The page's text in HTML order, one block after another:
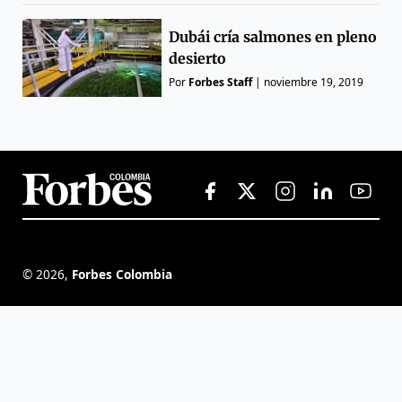
Dubái cría salmones en pleno
desierto
Por Forbes Staff| noviembre 19, 2019
© 2026, Forbes Colombia